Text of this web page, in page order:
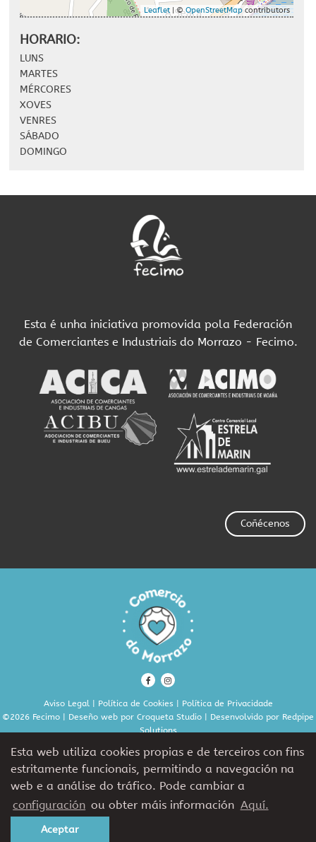
Leaflet| ©OpenStreetMap contributors
HORARIO:
LUNS
MARTES
MÉRCORES
XOVES
VENRES
SÁBADO
DOMINGO
Esta é unha iniciativa promovida pola Federación
de Comerciantes e Industriais do Morrazo - Fecimo.
Coñécenos
Aviso Legal| Política de Cookies
Política de Privacidade
©2026 Fecimo | Deseño web por Croqueta Studio | Desenvolvido por Redpipe
Solutions
Cofinancia:
Esta web utiliza cookies propias e de terceiros con fins
estritamente funcionais, permitindo a navegación na
web e a análise do tráfico. Pode cambiar a
configuración ou obter máis información Aquí.
Aceptar